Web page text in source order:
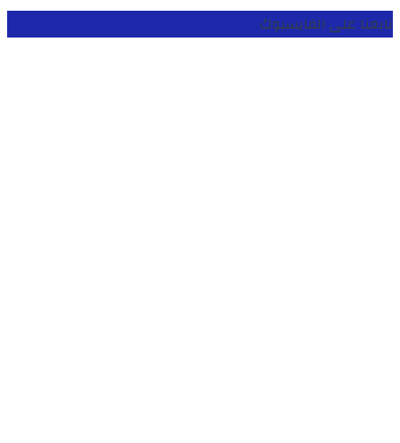
تابعنا على الفايسبوك